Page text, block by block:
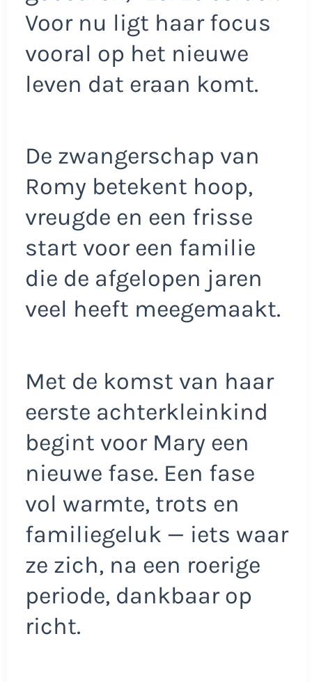
Voor nu ligt haar focus
vooral op het nieuwe
leven dat eraan komt.
De zwangerschap van
Romy betekent hoop,
vreugde en een frisse
start voor een familie
die de afgelopen jaren
veel heeft meegemaakt.
Met de komst van haar
eerste achterkleinkind
begint voor Mary een
nieuwe fase. Een fase
vol warmte, trots en
familiegeluk — iets waar
ze zich, na een roerige
periode, dankbaar op
richt.